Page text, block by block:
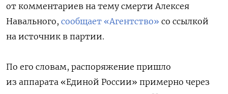
от комментариев на тему смерти Алексея
Навального, сообщает «Агентство» со ссылкой
на источник в партии.
По его словам, распоряжение пришло
из аппарата «Единой России» примерно через